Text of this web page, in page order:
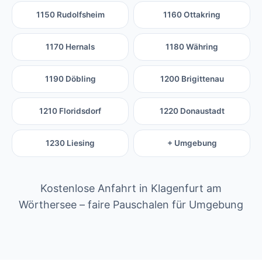
1150 Rudolfsheim 1160 Ottakring
1170 Hernals 1180 Währing
1190 Döbling 1200 Brigittenau
1210 Floridsdorf 1220 Donaustadt
1230 Liesing + Umgebung
Kostenlose Anfahrt in Klagenfurt am
Wörthersee – faire Pauschalen für Umgebung